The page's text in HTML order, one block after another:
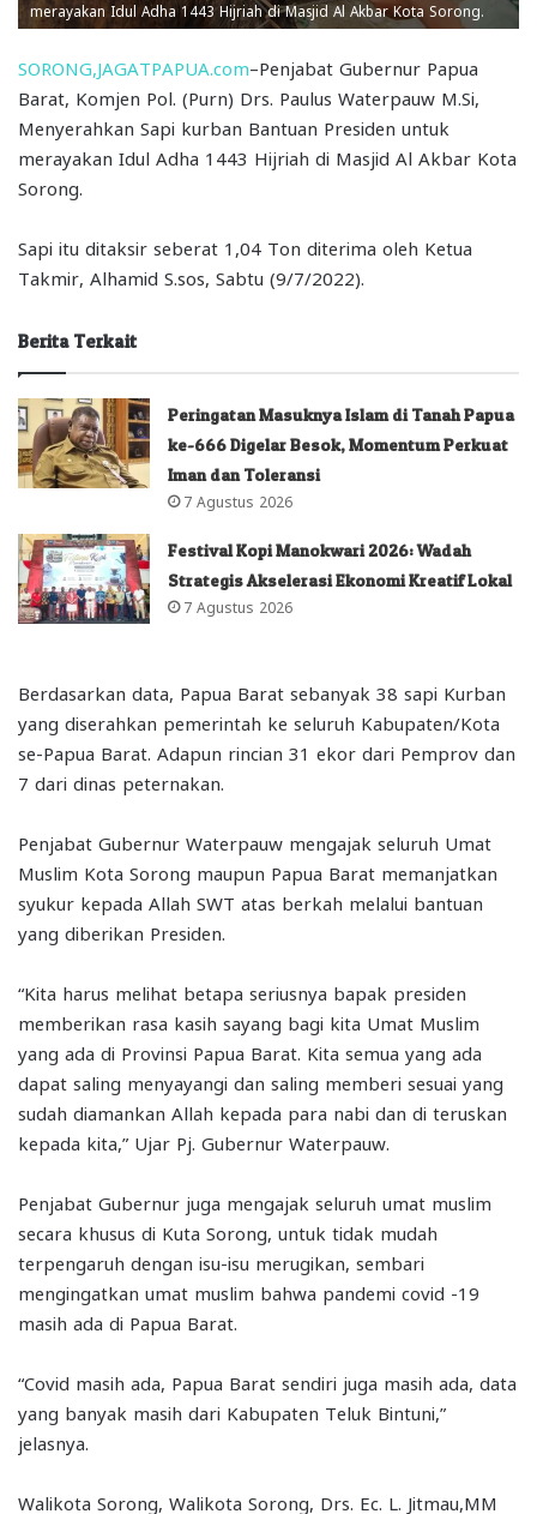
merayakan Idul Adha 1443 Hijriah di Masjid Al Akbar Kota Sorong.
SORONG,JAGATPAPUA.com–Penjabat Gubernur Papua
Barat, Komjen Pol. (Purn) Drs. Paulus Waterpauw M.Si,
Menyerahkan Sapi kurban Bantuan Presiden untuk
merayakan Idul Adha 1443 Hijriah di Masjid Al Akbar Kota
Sorong.
Sapi itu ditaksir seberat 1,04 Ton diterima oleh Ketua
Takmir, Alhamid S.sos, Sabtu (9/7/2022).
Berita Terkait
Peringatan Masuknya Islam di Tanah Papua
ke-666 Digelar Besok, Momentum Perkuat
Iman dan Toleransi
7 Agustus 2026
Festival Kopi Manokwari 2026: Wadah
Strategis Akselerasi Ekonomi Kreatif Lokal
7 Agustus 2026
Berdasarkan data, Papua Barat sebanyak 38 sapi Kurban
yang diserahkan pemerintah ke seluruh Kabupaten/Kota
se-Papua Barat. Adapun rincian 31 ekor dari Pemprov dan
7 dari dinas peternakan.
Penjabat Gubernur Waterpauw mengajak seluruh Umat
Muslim Kota Sorong maupun Papua Barat memanjatkan
syukur kepada Allah SWT atas berkah melalui bantuan
yang diberikan Presiden.
“Kita harus melihat betapa seriusnya bapak presiden
memberikan rasa kasih sayang bagi kita Umat Muslim
yang ada di Provinsi Papua Barat. Kita semua yang ada
dapat saling menyayangi dan saling memberi sesuai yang
sudah diamankan Allah kepada para nabi dan di teruskan
kepada kita,” Ujar Pj. Gubernur Waterpauw.
Penjabat Gubernur juga mengajak seluruh umat muslim
secara khusus di Kuta Sorong, untuk tidak mudah
terpengaruh dengan isu-isu merugikan, sembari
mengingatkan umat muslim bahwa pandemi covid -19
masih ada di Papua Barat.
“Covid masih ada, Papua Barat sendiri juga masih ada, data
yang banyak masih dari Kabupaten Teluk Bintuni,”
jelasnya.
Walikota Sorong, Walikota Sorong, Drs. Ec. L. Jitmau,MM